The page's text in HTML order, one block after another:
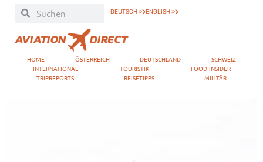
DEUTSCH » ENGLISH »
HOME ÖSTERREICH DEUTSCHLAND
SCHWEIZ
INTERNATIONAL
TOURISTIK
FOOD-INSIDER
TRIPREPORTS
REISETIPPS MILITÄR